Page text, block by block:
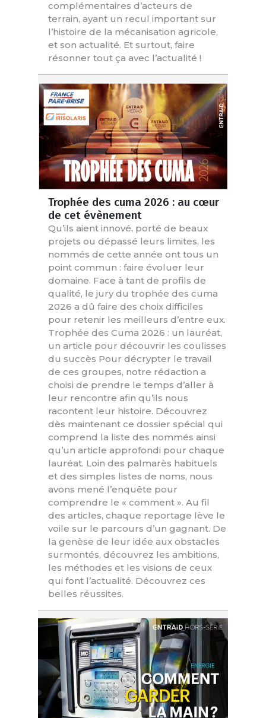
complémentaires d’acteurs de
terrain, ayant un recul important sur
l’histoire de la mécanisation agricole,
et son actualité. Et surtout, faire
résonner tout ça avec l’actualité !
Trophée des cuma 2026 : au cœur
de cet évènement
Qu’ils aient innové, porté de beaux
projets ou dépassé leurs limites, les
nommés de cette année ont tous un
point commun : faire évoluer leur
domaine. Face à tant de profils de
qualité, le jury du trophée des cuma
2026 a dû faire des choix difficiles
pour retenir les meilleurs d’entre eux.
Trophée des Cuma 2026 : un lauréat,
un article pour découvrir les coulisses
du succès Pour décrypter le travail
de ces groupes, notre rédaction a
choisi de prendre le temps d’aller à
leur rencontre afin qu’ils nous
racontent leur histoire. Découvrez
dès maintenant ce dossier spécial qui
comprend la liste des nommés ainsi
qu’un article approfondi pour chaque
lauréat. Loin des palmarès habituels
et des simples listes de noms, nous
avons mené l’enquête pour
comprendre le « comment ». Au fil
des articles, chaque reportage lève le
voile sur le parcours d’un gagnant. De
la genèse de leur idée aux obstacles
surmontés, découvrez les ambitions,
les méthodes et les visions de ceux
qui font l’actualité. Découvrez ces
belles réussites.